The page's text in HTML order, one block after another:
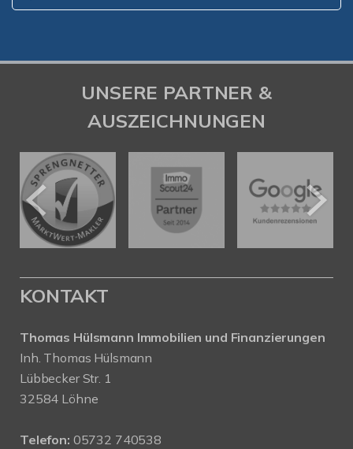
UNSERE PARTNER &
AUSZEICHNUNGEN
KONTAKT
Thomas Hülsmann Immobilien und Finanzierungen
Inh. Thomas Hülsmann
Lübbecker Str. 1
32584 Löhne
Telefon: 05732 740538